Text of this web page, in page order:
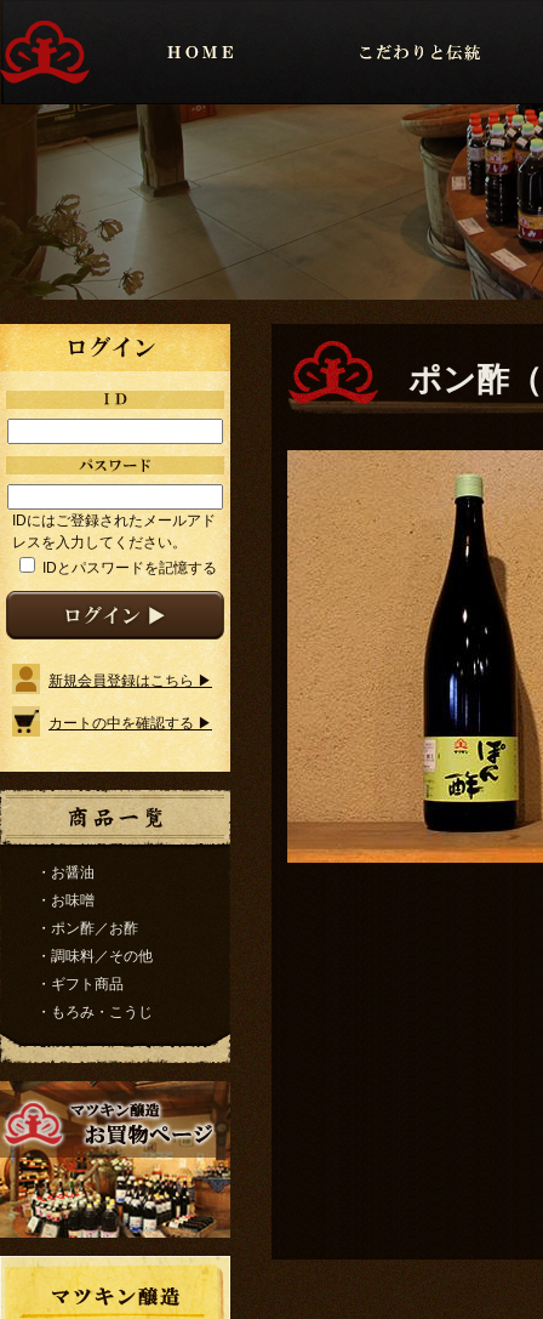
ポン酢
IDにはご登録されたメールアド
レスを入力してください。
IDとパスワードを記憶する
新規会員登録はこちら ▶
カートの中を確認する ▶
・お醤油
・お味噌
・ポン酢／お酢
・調味料／その他
・ギフト商品
・もろみ・こうじ